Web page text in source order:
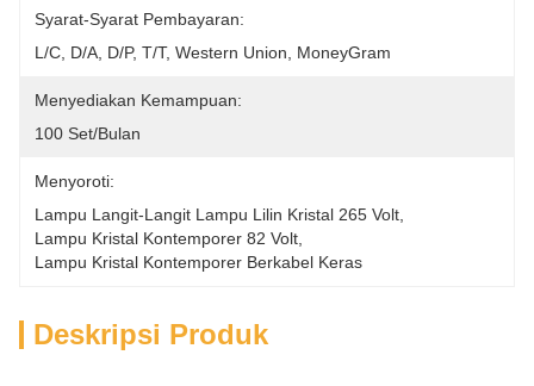
Syarat-Syarat Pembayaran:
L/C, D/A, D/P, T/T, Western Union, MoneyGram
Menyediakan Kemampuan:
100 Set/Bulan
Menyoroti:
Lampu Langit-Langit Lampu Lilin Kristal 265 Volt
Lampu Kristal Kontemporer 82 Volt
Lampu Kristal Kontemporer Berkabel Keras
Deskripsi Produk